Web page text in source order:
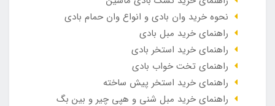
نحوه خرید وان بادی و انواع وان حمام بادی
راهنمای خرید مبل بادی
راهنمای خرید استخر بادی
راهنمای تخت خواب بادی
راهنمای خرید استخر پیش ساخته
راهنمای خرید مبل شنی و هپی چیر و بین بگ